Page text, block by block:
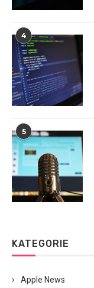
4
5
KATEGORIE
Apple News